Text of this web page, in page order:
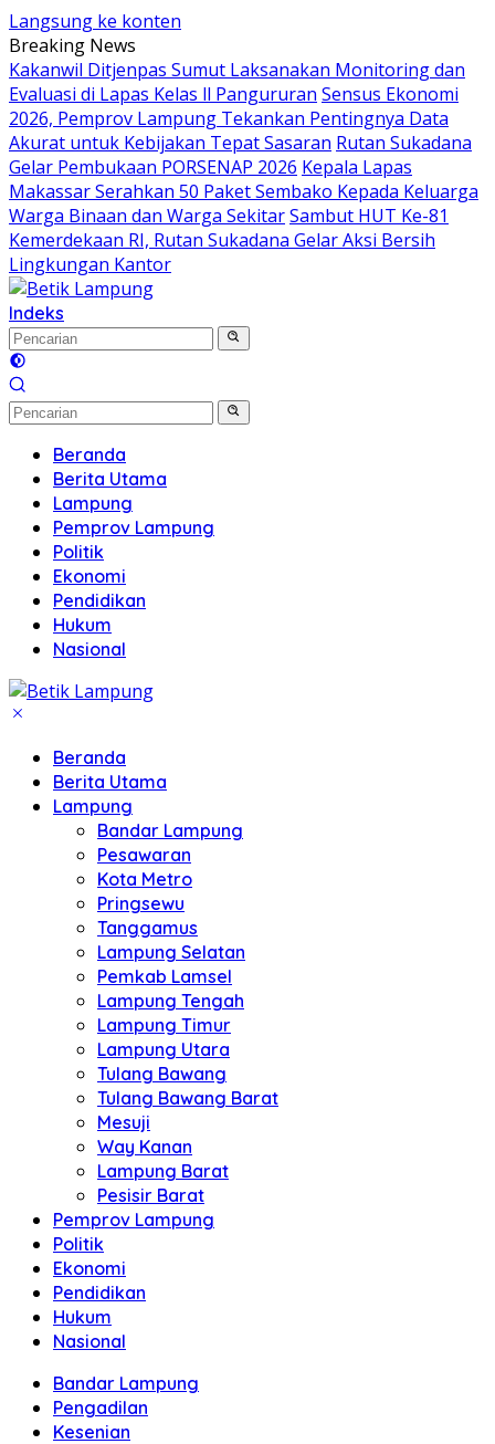
Langsung ke konten
Breaking News
Kakanwil Ditjenpas Sumut Laksanakan Monitoring dan
Evaluasi di Lapas Kelas ll Pangururan Sensus Ekonomi
2026, Pemprov Lampung Tekankan Pentingnya Data
Akurat untuk Kebijakan Tepat Sasaran Rutan Sukadana
Gelar Pembukaan PORSENAP 2026 Kepala Lapas
Makassar Serahkan 50 Paket Sembako Kepada Keluarga
Warga Binaan dan Warga SekitarSambut HUT Ke-81
Kemerdekaan RI, Rutan Sukadana Gelar Aksi Bersih
Lingkungan Kantor
Indeks
Beranda
Berita Utama
Lampung
Pemprov Lampung
Politik
Ekonomi
Pendidikan
Hukum
Nasional
Beranda
Berita Utama
Lampung
Bandar Lampung
Pesawaran
Kota Metro
Pringsewu
Tanggamus
Lampung Selatan
Pemkab Lamsel
Lampung Tengah
Lampung Timur
Lampung Utara
Tulang Bawang
Tulang Bawang Barat
Mesuji
Way Kanan
Lampung Barat
Pesisir Barat
Pemprov Lampung
Politik
Ekonomi
Pendidikan
Hukum
Nasional
Bandar Lampung
Pengadilan
Kesenian